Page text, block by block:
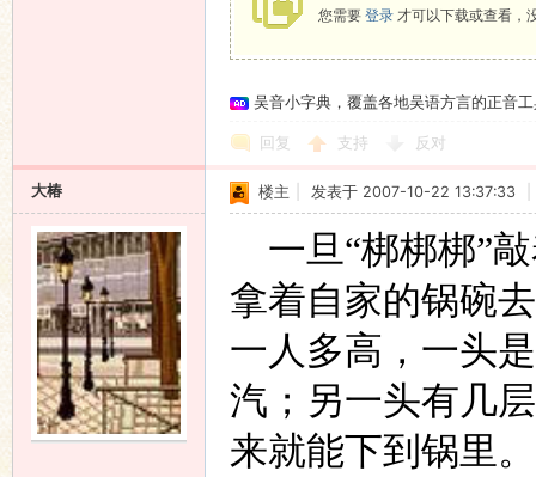
您需要 登录 才可以下载或查看，
吴音小字典，覆盖各地吴语方言的正音
回复 支持 反对
大椿 楼主 发表于 2007-10-22 13:37:33
一旦“梆梆梆”
拿着自家的锅碗
一人多高，一头
汽；另一头有几
来就能下到锅里